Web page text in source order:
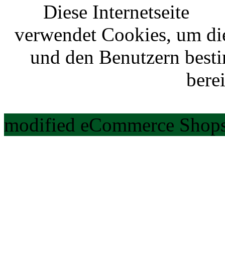
Diese Internetseite
verwendet Cookies, um
und den Benutzern
modified eCommerce